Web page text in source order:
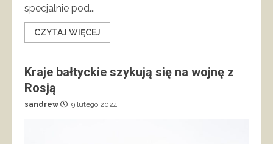
specjalnie pod...
CZYTAJ WIĘCEJ
Kraje bałtyckie szykują się na wojnę z
Rosją
sandrew 9 lutego 2024